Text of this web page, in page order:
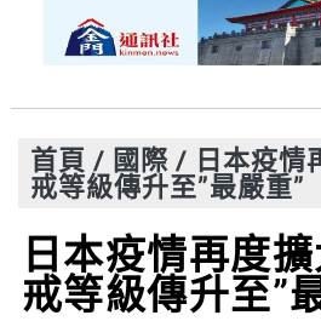
首頁 / 國際 / 日本疫情
戒等級傳升至”最嚴重”
日本疫情再度
戒等級傳升至”